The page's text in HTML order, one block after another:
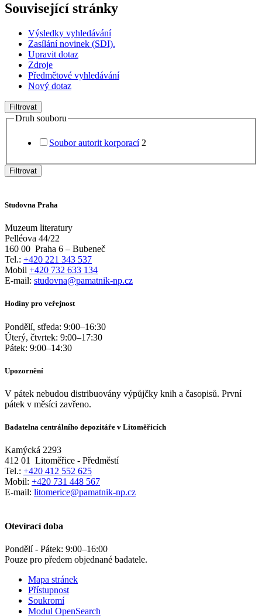
Související stránky
Výsledky vyhledávání
Zasílání novinek (SDI).
Upravit dotaz
Zdroje
Předmětové vyhledávání
Nový dotaz
Filtrovat
Druh souboru
Soubor autorit korporací 2
Filtrovat
Studovna Praha
Muzeum literatury
Pelléova 44/22
160 00 Praha 6 – Bubeneč
Tel.: +420 221 343 537
Mobil +420 732 633 134
E-mail: studovna@pamatnik-np.cz
Hodiny pro veřejnost
Pondělí, středa: 9:00–16:30
Úterý, čtvrtek: 9:00–17:30
Pátek: 9:00–14:30
Upozornění
V pátek nebudou distribuovány výpůjčky knih a časopisů. První
pátek v měsíci zavřeno.
Badatelna centrálního depozitáře v Litoměřicích
Kamýcká 2293
412 01
Litoměřice - Předměstí
Tel.: +420 412 552 625
Mobil: +420 731 448 567
E-mail: litomerice@pamatnik-np.cz
Otevírací doba
Pondělí - Pátek: 9:00–16:00
Pouze pro předem objednané badatele.
Mapa stránek
Přístupnost
Soukromí
Modul OpenSearch